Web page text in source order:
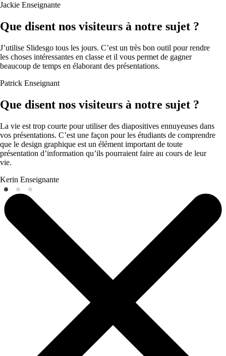
Jackie Enseignante
Que disent nos visiteurs à notre sujet ?
J’utilise Slidesgo tous les jours. C’est un très bon outil pour rendre
les choses intéressantes en classe et il vous permet de gagner
beaucoup de temps en élaborant des présentations.
Patrick Enseignant
Que disent nos visiteurs à notre sujet ?
La vie est trop courte pour utiliser des diapositives ennuyeuses dans
vos présentations. C’est une façon pour les étudiants de comprendre
que le design graphique est un élément important de toute
présentation d’information qu’ils pourraient faire au cours de leur
vie.
Kerin Enseignante